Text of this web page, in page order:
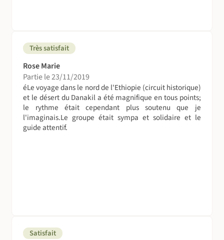
céréales, le tej, une sorte d’hydromel et l’areki, un alcool
fort issu du maïs.
La toilette (et les toilettes)
Les hébergements sont de bon confort. L'accès à l'eau
courante n'est pas toujours garantie.
Suivez le guide !
Molière n’est pas leur langue maternelle.
Très satisfait
Rose Marie
Partie le 23/11/2019
éLe voyage dans le nord de l'Ethiopie (circuit historique)
et le désert du Danakil a été magnifique en tous points;
le rythme était cependant plus soutenu que je
l'imaginais.Le groupe était sympa et solidaire et le
guide attentif.
Satisfait